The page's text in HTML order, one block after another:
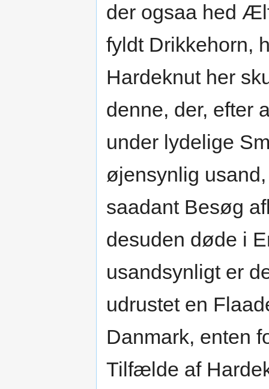
der ogsaa hed
fyldt Drikkehorn,
Hardeknut her
denne, der, efter
under lydelige
øjensynlig
saadant Besøg
desuden døde i
usandsynligt er
udrustet en
Danmark, enten
Tilfælde af